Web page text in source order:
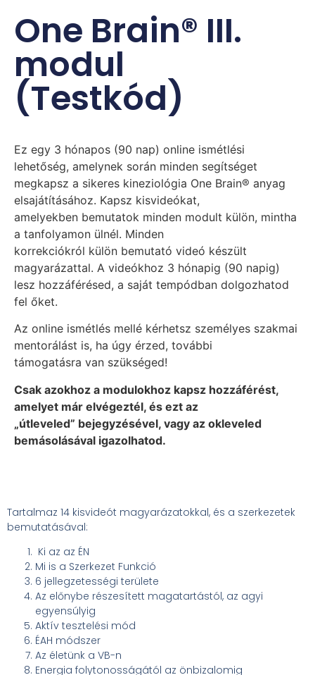
One Brain® III.
modul
(Testkód)
Ez egy 3 hónapos (90 nap) online ismétlési
lehetőség, amelynek során minden segítséget
megkapsz a sikeres kineziológia One Brain® anyag
elsajátításához. Kapsz kisvideókat,
amelyekben bemutatok minden modult külön, mintha
a tanfolyamon ülnél. Minden
korrekciókról külön bemutató videó készült
magyarázattal. A videókhoz 3 hónapig (90 napig)
lesz hozzáférésed, a saját tempódban dolgozhatod
fel őket.
Az online ismétlés mellé kérhetsz személyes szakmai
mentorálást is, ha úgy érzed, további
támogatásra van szükséged!
Csak azokhoz a modulokhoz kapsz hozzáférést,
amelyet már elvégeztél, és ezt az
„útleveled” bejegyzésével, vagy az okleveled
bemásolásával igazolhatod.
Tartalmaz 14 kisvideót magyarázatokkal, és a szerkezetek
bemutatásával:
Ki az az ÉN
Mi is a Szerkezet Funkció
6 jellegzetességi területe
Az előnybe részesített magatartástól, az agyi
egyensúlyig
Aktív tesztelési mód
ÉAH módszer
Az életünk a VB-n
Energia folytonosságától az önbizalomig